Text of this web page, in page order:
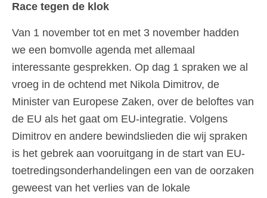
Race tegen de klok
Van 1 november tot en met 3 november hadden
we een bomvolle agenda met allemaal
interessante gesprekken. Op dag 1 spraken we al
vroeg in de ochtend met Nikola Dimitrov, de
Minister van Europese Zaken, over de beloftes van
de EU als het gaat om EU-integratie. Volgens
Dimitrov en andere bewindslieden die wij spraken
is het gebrek aan vooruitgang in de start van EU-
toetredingsonderhandelingen een van de oorzaken
geweest van het verlies van de lokale